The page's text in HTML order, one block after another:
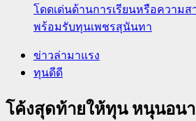
โดดเด่นด้านการเรียนหรือความ
พร้อมรับทุนเพชรสุนันทา
ข่าวล่ามาแรง
ทุนดีดี
โค้งสุดท้ายให้ทุน หนุนอน